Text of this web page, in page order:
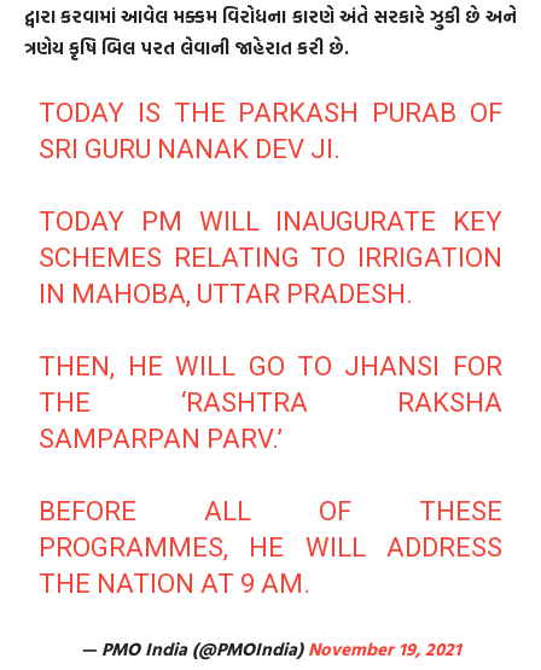
દ્વારા કરવામાં આવેલ મક્કમ વિરોધના કારણે અંતે સરકારે ઝુકી છે અને
ત્રણેય કૃષિ બિલ પરત લેવાની જાહેરાત કરી છે.
TODAY IS THE PARKASH PURAB OF
SRI GURU NANAK DEV JI.
TODAY PM WILL INAUGURATE KEY
SCHEMES RELATING TO IRRIGATION
IN MAHOBA, UTTAR PRADESH.
THEN, HE WILL GO TO JHANSI FOR
THE ‘RASHTRA RAKSHA
SAMPARPAN PARV.’
BEFORE ALL OF THESE
PROGRAMMES, HE WILL ADDRESS
THE NATION AT 9 AM.
— PMO India (@PMOIndia)November 19, 2021